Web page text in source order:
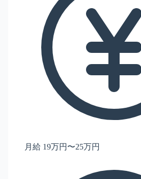
月給 19万円〜25万円